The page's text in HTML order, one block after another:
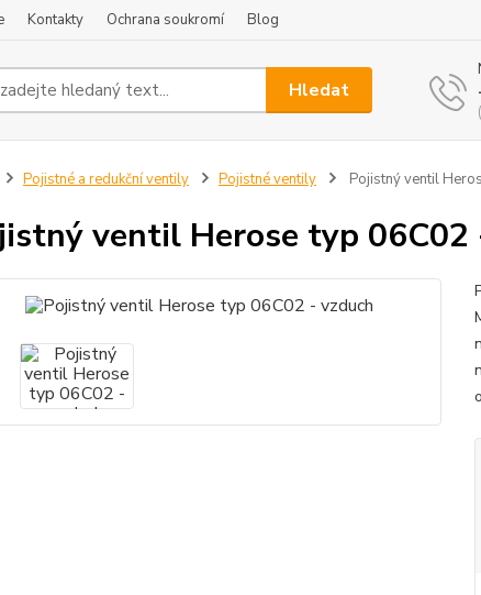
Kontakty Ochrana soukromí Blog
Hledat
Pojistné a redukční ventily Pojistné ventily Pojistný ventil
ventil Herose typ 06C02